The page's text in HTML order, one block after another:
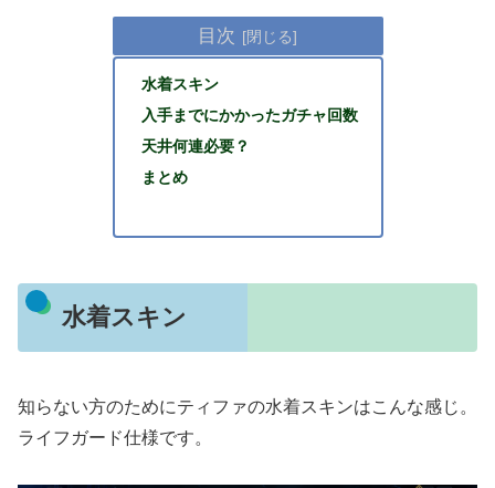
目次
水着スキン
入手までにかかったガチャ回数
天井何連必要？
まとめ
水着スキン
知らない方のためにティファの水着スキンはこんな感じ。
ライフガード仕様です。